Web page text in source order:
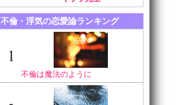
不倫・浮気の恋愛論ランキング
不倫は魔法のように